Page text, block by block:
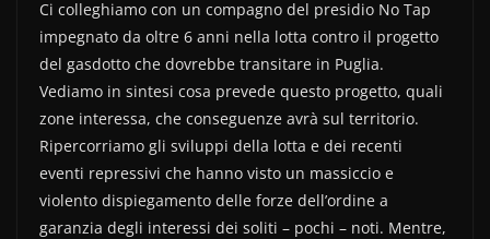
c
e
b
o
o
k
itt
er
n
di
vi
di
Ci colleghiamo con un compagno del presidio No Tap
impegnato da oltre 6 anni nella lotta contro il progetto
del gasdotto che dovrebbe transitare in Puglia.
Vediamo in sintesi cosa prevede questo progetto, quali
zone interessa, che conseguenze avrà sul territorio.
Ripercorriamo gli sviluppi della lotta e dei recenti
eventi repressivi che hanno visto un massiccio e
violento dispiegamento delle forze dell’ordine a
garanzia degli interessi dei soliti – pochi – noti. Mentre,